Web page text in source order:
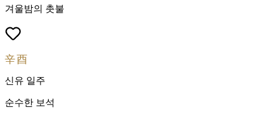
겨울밤의 촛불
辛酉
신유 일주
순수한 보석